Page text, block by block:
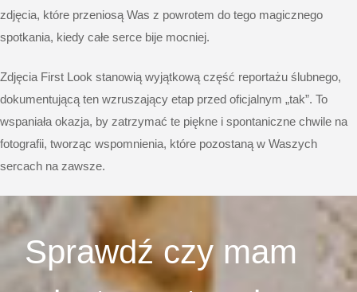
zdjęcia, które przeniosą Was z powrotem do tego magicznego
spotkania, kiedy całe serce bije mocniej.
Zdjęcia First Look stanowią wyjątkową część reportażu ślubnego,
dokumentującą ten wzruszający etap przed oficjalnym „tak”. To
wspaniała okazja, by zatrzymać te piękne i spontaniczne chwile na
fotografii, tworząc wspomnienia, które pozostaną w Waszych
sercach na zawsze.
Sprawdź czy mam